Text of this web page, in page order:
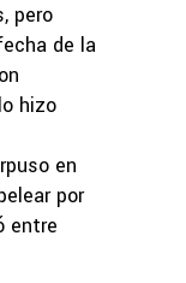
pero
de la
hizo
en
por
entre